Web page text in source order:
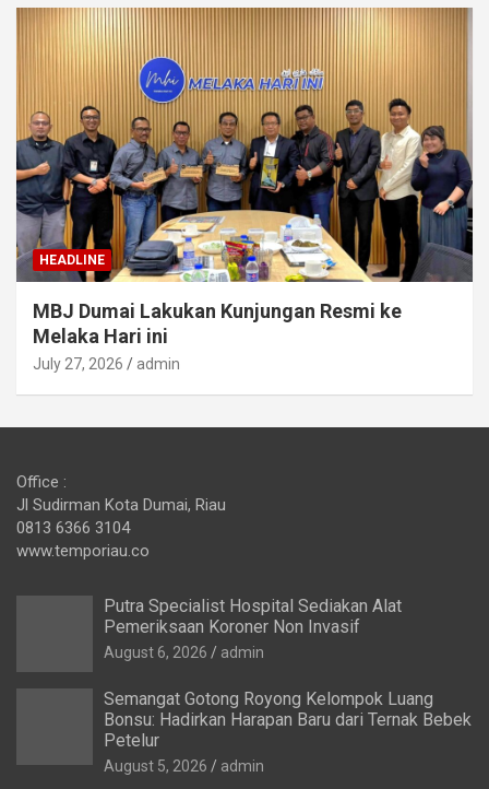
HEADLINE
MBJ Dumai Lakukan Kunjungan Resmi ke
Melaka Hari ini
July 27, 2026 admin
Office :
Jl Sudirman Kota Dumai, Riau
0813 6366 3104
www.temporiau.co
Putra Specialist Hospital Sediakan Alat
Pemeriksaan Koroner Non Invasif
August 6, 2026 admin
Semangat Gotong Royong Kelompok Luang
Bonsu: Hadirkan Harapan Baru dari Ternak Bebek
Petelur
August 5, 2026 admin